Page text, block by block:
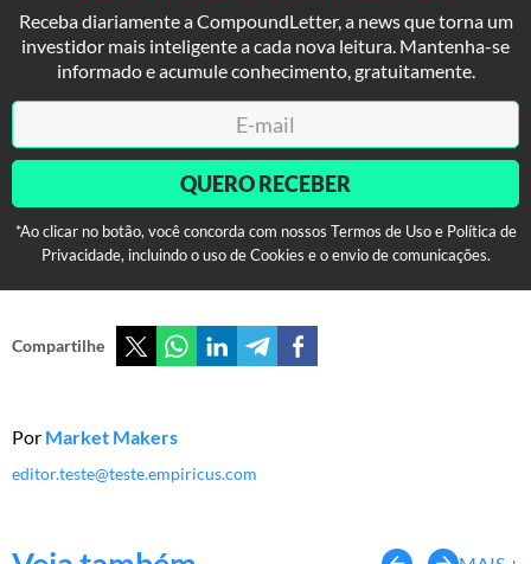
Receba diariamente a CompoundLetter, a news que torna um
investidor mais inteligente a cada nova leitura. Mantenha-se
informado e acumule conhecimento, gratuitamente.
QUERO RECEBER
*Ao clicar no botão, você concorda com nossos Termos de Uso e Política de
Privacidade, incluindo o uso de Cookies e o envio de comunicações.
Compartilhe
Por Market Makers
editor.teste@teste.empiricus.com